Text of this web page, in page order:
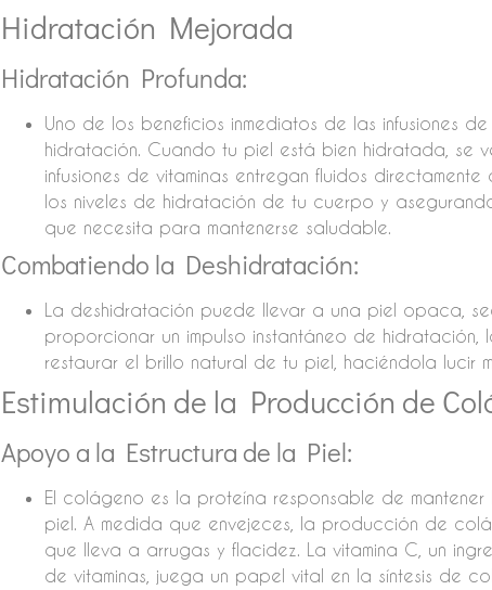
Hidratación Mejorada
Hidratación Profunda:
Uno de los beneficios inmediatos de las infusiones
hidratación. Cuando tu piel está bien hidratada, se
infusiones de vitaminas entregan fluidos
los niveles de hidratación de tu cuerpo y
que necesita para mantenerse saludable.
Combatiendo la Deshidratación:
La deshidratación puede llevar a una piel opaca,
proporcionar un impulso instantáneo de hidratación,
restaurar el brillo natural de tu piel, haciéndola lucir
Estimulación de la Producción de
Apoyo a la Estructura de la Piel:
El colágeno es la proteína responsable de
piel. A medida que envejeces, la producción de
que lleva a arrugas y flacidez. La vitamina C, un
de vitaminas, juega un papel vital en la síntesis de